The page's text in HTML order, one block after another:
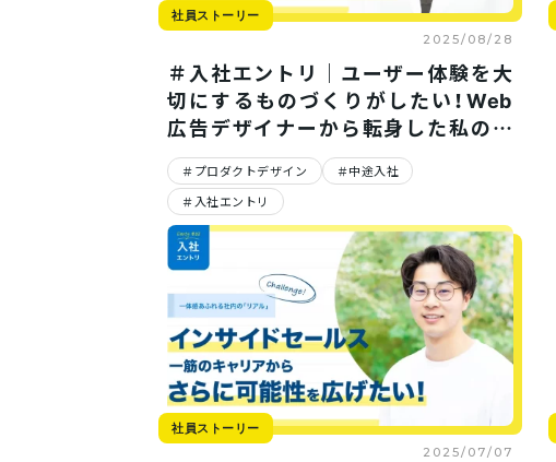
社員ストーリー
2025/08/28
＃入社エントリ｜ユーザー体験を大
切にするものづくりがしたい！Web
広告デザイナーから転身した私のリ
アル
プロダクトデザイン
中途入社
入社エントリ
社員ストーリー
2025/07/07